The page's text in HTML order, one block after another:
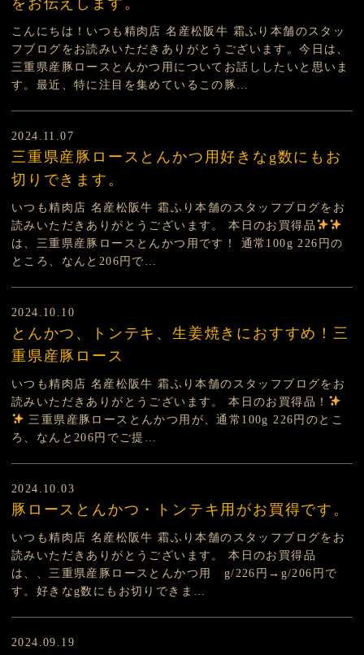
をお伝えします。
こんにちは！いつも精肉店 名産松阪牛 霜ふり本舗のスタッ
フブログをお読みいただきありがとうございます。今日は、
三重県産豚ロースとんかつ用についてお話ししたいと思いま
す。最近、特に注目を集めているこの豚…
2024.11.07
三重県産豚ロースとんかつ用好きなg数にもお
切りできます。
いつも精肉店 名産松阪牛 霜ふり本舗のスタッフブログをお
読みいただきありがとうございます。 本日のお買得品
は、三重県産豚ロースとんかつ用です！ 通常100g 226円の
ところ、なんと206円で…
2024.10.10
とんかつ、トンテキ、生姜焼きにおすすめ！三
重県産豚ロース
いつも精肉店 名産松阪牛 霜ふり本舗のスタッフブログをお
読みいただきありがとうございます。 本日のお買得品！
三重県産豚ロースとんかつ用が、通常100g 226円のとこ
ろ、なんと206円でご提…
2024.10.03
豚ロースとんかつ・トンテキ用がお買得です。
いつも精肉店 名産松阪牛 霜ふり本舗のスタッフブログをお
読みいただきありがとうございます。 本日のお買得品
は、、三重県産豚ロースとんかつ用 g/226円→g/206円で
す。好きなg数にもお切りできま…
2024.09.19